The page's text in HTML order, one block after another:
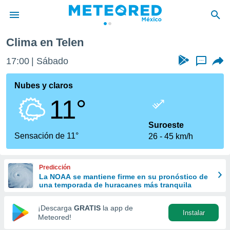
de
ha sido
calidad.
a este
las
y
forma
digital
basada
Clima en Telen
17:00 Sábado ...
Nubes y claros
11°
Sensación de 11°
Suroeste
26
45 km/h
Predicción
La NOAA se mantiene firme en su pronóstico de
una temporada de huracanes más tranquila
¡Descarga GRATIS la app de
Meteored!
Instalar